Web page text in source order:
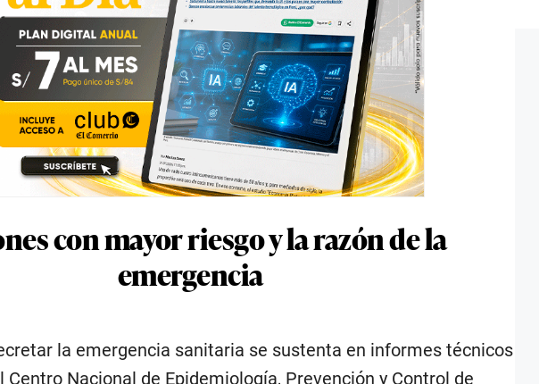
con mayor riesgo y la razón de la
emergencia
la emergencia sanitaria se sustenta en informes técnicos
Centro Nacional de Epidemiología, Prevención y Control de